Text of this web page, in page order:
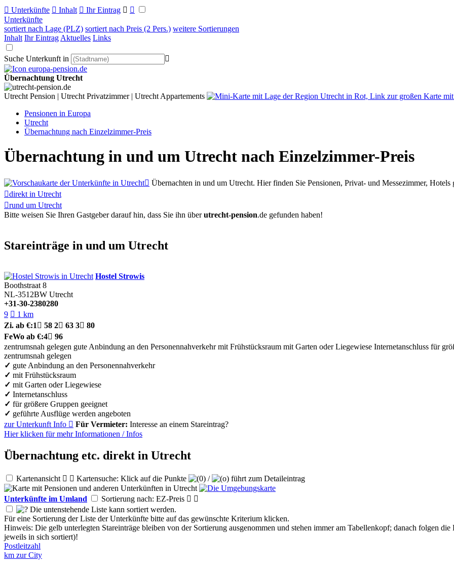
 Unterkünfte  Inhalt  Ihr Eintrag  
Unterkünfte
sortiert nach Lage (PLZ) sortiert nach Preis (2 Pers.) weitere Sortierungen
Inhalt Ihr Eintrag Aktuelles Links
Suche Unterkunft in 
Übernachtung Utrecht
Utrecht Pension | Utrecht Privatzimmer | Utrecht Appartements
Pensionen in Europa
Utrecht
Übernachtung nach Einzelzimmer-Preis
Übernachtung in und um Utrecht nach Einzelzimmer-Preis
 Übernachten in und um Utrecht. Hier finden Sie Pensionen, Privat- und Messezimmer,
direkt in Utrecht
rund um Utrecht
Bitte weisen Sie Ihren Gastgeber darauf hin, dass Sie ihn überutrecht-pension.de gefunden haben!
Stareinträge in und um Utrecht
Hostel Strowis
Boothstraat 8
NL-3512BW Utrecht
+31-30-2380280
9  1 km
Zi. ab €:1  58 2 63 3 80
FeWo ab €:4 96
zentrumsnah gelegen gute Anbindung an den Personennahverkehr mit Frühstücksraum mit Garten oder Liegewiese Internetanschluss für
zentrumsnah gelegen
✓ gute Anbindung an den Personennahverkehr
✓ mit Frühstücksraum
✓ mit Garten oder Liegewiese
✓ Internetanschluss
✓ für größere Gruppen geeignet
✓ geführte Ausflüge werden angeboten
zur Unterkunft Info  Für Vermieter: Interesse an einem Stareintrag?
Hier klicken für mehrInformationen /Infos
Übernachtung etc. direkt in Utrecht
Kartenansicht   Kartensuche: Klick auf die Punkte / führt zum Detaileintrag
Unterkünfte im Umland Sortierung nach: EZ-Preis  
Die untenstehende Liste kann sortiert werden.
Für eine Sortierung der Liste der Unterkünfte bitte auf das gewünschte Kriterium klicken.
Hinweis: Die gelb unterlegten Stareinträge bleiben von der Sortierung ausgenommen und stehen immer am Tabellenkopf; danach folgen
jeweils in sich sortiert)!
Postleitzahl
km zur City